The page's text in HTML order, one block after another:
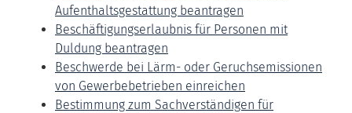
Aufenthaltsgestattung beantragen
Beschäftigungserlaubnis für Personen mit
Duldung beantragen
Beschwerde bei Lärm- oder Geruchsemissionen
von Gewerbebetrieben einreichen
Bestimmung zum Sachverständigen für